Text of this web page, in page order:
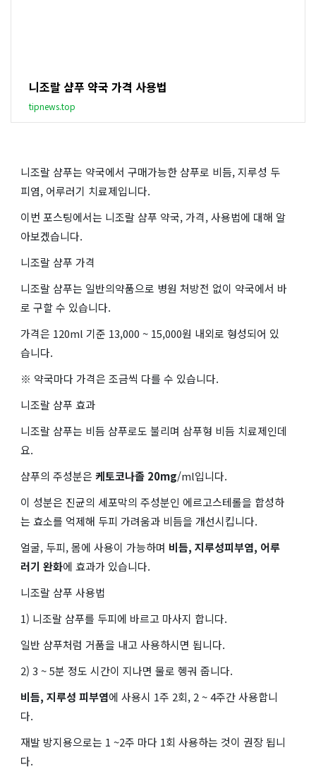
니조랄 샴푸 약국 가격 사용법
tipnews.top
니조랄 샴푸는 약국에서 구매가능한 샴푸로 비듬, 지루성 두
피염, 어루러기 치료제입니다.
이번 포스팅에서는 니조랄 샴푸 약국, 가격, 사용법에 대해 알
아보겠습니다.
니조랄 샴푸 가격
니조랄 샴푸는 일반의약품으로 병원 처방전 없이 약국에서 바
로 구할 수 있습니다.
가격은 120ml 기준 13,000 ~ 15,000원 내외로 형성되어 있
습니다.
※ 약국마다 가격은 조금씩 다를 수 있습니다.
니조랄 샴푸 효과
니조랄 샴푸는 비듬 샴푸로도 불리며 삼푸형 비듬 치료제인데
요.
샴푸의 주성분은 케토코나졸 20mg/ml입니다.
이 성분은 진균의 세포막의 주성분인 에르고스테롤을 합성하
는 효소를 억제해 두피 가려움과 비듬을 개선시킵니다.
얼굴, 두피, 몸에 사용이 가능하며 비듬, 지루성피부염, 어루
러기 완화에 효과가 있습니다.
니조랄 샴푸 사용법
1) 니조랄 샴푸를 두피에 바르고 마사지 합니다.
일반 샴푸처럼 거품을 내고 사용하시면 됩니다.
2) 3 ~ 5분 정도 시간이 지나면 물로 헹궈 줍니다.
비듬, 지루성 피부염에 사용시 1주 2회, 2 ~ 4주간 사용합니
다.
재발 방지용으로는 1 ~2주 마다 1회 사용하는 것이 권장 됩니
다.